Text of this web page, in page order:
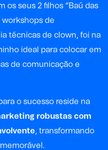
os seus 2 filhos “Baú das
workshops de
técnicas de clown, foi na
ideal para colocar em
de comunicação e
o sucesso reside na
robustas com
, transformando